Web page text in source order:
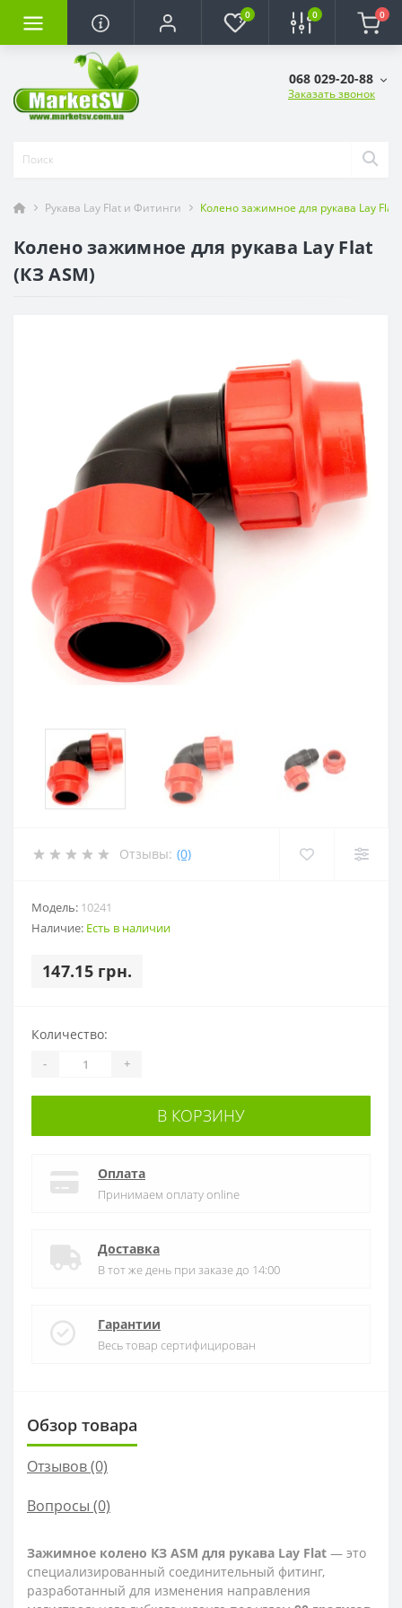
0 0 0
068 029-20-88
Заказать звонок
Рукава Lay Flat и Фитинги Колено зажимное для рукава Lay Flat
Колено зажимное для рукава Lay Flat
(КЗ ASM)
Отзывы: (0)
Модель: 10241
Наличие: Есть в наличии
147.15 грн.
Количество:
- +
В КОРЗИНУ
Оплата
Принимаем оплату online
Доставка
В тот же день при заказе до 14:00
Гарантии
Весь товар сертифицирован
Обзор товара
Отзывов (0)
Вопросы (0)
Зажимное колено КЗ ASM для рукава Lay Flat — это
специализированный соединительный фитинг,
разработанный для изменения направления